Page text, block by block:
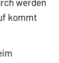
werden
kommt